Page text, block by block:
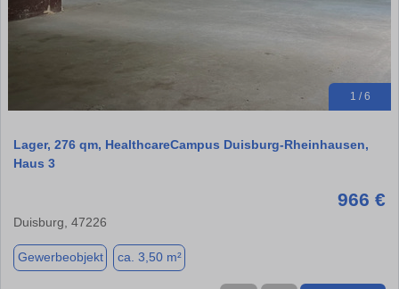
1 / 6
Lager, 276 qm, HealthcareCampus Duisburg-Rheinhausen,
Haus 3
966 €
Duisburg, 47226
Gewerbeobjekt ca. 3,50 m²